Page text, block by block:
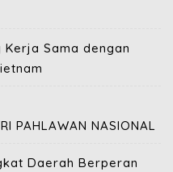
Kerja Sama dengan
PAHLAWAN NASIONAL
Daerah Berperan